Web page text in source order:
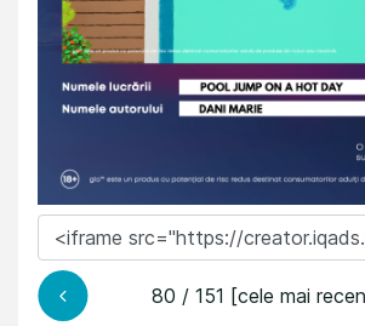
80 / 151 [cele mai